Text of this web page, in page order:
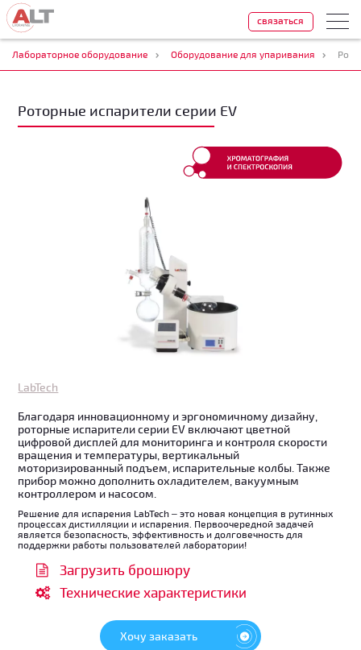
связаться
Лабораторное оборудование Оборудование для упаривания
Роторные испарители серии EV
LabTech
Благодаря инновационному и эргономичному дизайну,
роторные испарители серии EV включают цветной
цифровой дисплей для мониторинга и контроля скорости
вращения и температуры, вертикальный
моторизированный подъем, испарительные колбы. Также
прибор можно дополнить охладителем, вакуумным
контроллером и насосом.
Решение для испарения LabTech – это новая концепция в рутинных
процессах дистилляции и испарения. Первоочередной задачей
является безопасность, эффективность и долговечность для
поддержки работы пользователей лаборатории!
Загрузить брошюру
Технические характеристики
Хочу заказать